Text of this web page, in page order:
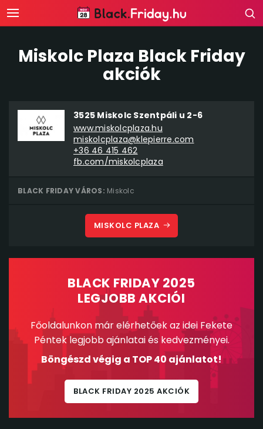
Miskolc Plaza Black Friday
akciók
3525 Miskolc Szentpáli u 2-6
www.miskolcplaza.hu
miskolcplaza@klepierre.com
+36 46 415 462
fb.com/miskolcplaza
BLACK FRIDAY VÁROS: Miskolc
MISKOLC PLAZA
BLACK FRIDAY 2025
LEGJOBB AKCIÓI
Főoldalunkon már elérhetőek az idei Fekete
Péntek legjobb ajánlatai és kedvezményei.
Böngészd végig a TOP 40 ajánlatot!
BLACK FRIDAY 2025 AKCIÓK